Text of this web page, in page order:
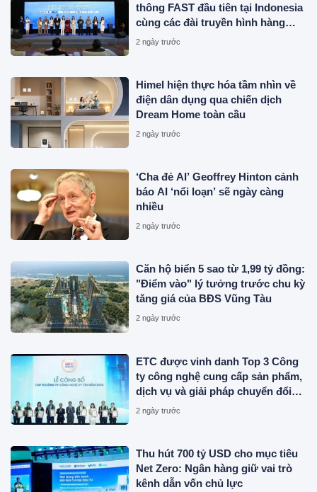
thông FAST đầu tiên tại Indonesia
cùng các đài truyền hình hàng
đầu
2 ngày trước
Himel hiện thực hóa tầm nhìn về
điện dân dụng qua chiến dịch
Dream Home toàn cầu
2 ngày trước
‘Cha đẻ AI’ Geoffrey Hinton cảnh
báo AI ‘nổi loạn’ sẽ ngày càng
nhiều
2 ngày trước
Căn hộ biển 5 sao từ 1,99 tỷ đồng:
"Điểm vào" lý tưởng trước chu kỳ
tăng giá của BĐS Vũng Tàu
2 ngày trước
ETC được vinh danh Top 3 Công
ty công nghệ cung cấp sản phẩm,
dịch vụ và giải pháp chuyển đổi
số uy tín năm 2026
2 ngày trước
Thu hút 700 tỷ USD cho mục tiêu
Net Zero: Ngân hàng giữ vai trò
kênh dẫn vốn chủ lực